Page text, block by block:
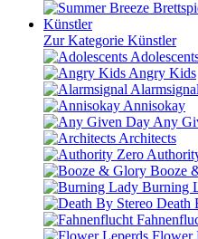
Künstler
Zur Kategorie Künstler
Angry Kids
Alarmsignal
Annisokay
Any
Architects
Booze
Burning
Death
Flower